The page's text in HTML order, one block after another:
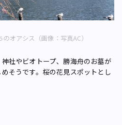
オアシス（画像：写真AC）
社やビオトープ、勝海舟のお墓が
そうです。桜の花見スポットとし